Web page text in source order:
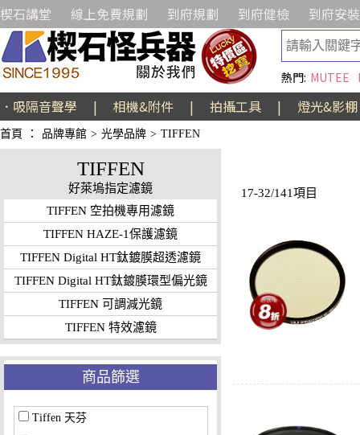
楔石講堂 線上免費規劃 到府規劃 到府健檢 到府安裝
熱門: MUTEE
．吸隔音聲學 | 相機&附件 | 拍攝工具 | 燈光&影棚
首頁 ： 品牌專館 > 光學品牌 > TIFFEN
TIFFEN
好萊塢指定濾鏡
TIFFEN 空拍機專用濾鏡
TIFFEN HAZE-1保護濾鏡
TIFFEN Digital HT鈦鍍膜超透濾鏡
TIFFEN Digital HT鈦鍍膜環型偏光鏡
TIFFEN 可調減光鏡
TIFFEN 特效濾鏡
商品篩選
Tiffen 天芬
17-32/141項目